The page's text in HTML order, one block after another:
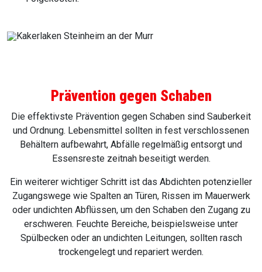
Prävention gegen Schaben
Die effektivste Prävention gegen Schaben sind Sauberkeit
und Ordnung. Lebensmittel sollten in fest verschlossenen
Behältern aufbewahrt, Abfälle regelmäßig entsorgt und
Essensreste zeitnah beseitigt werden.
Ein weiterer wichtiger Schritt ist das Abdichten potenzieller
Zugangswege wie Spalten an Türen, Rissen im Mauerwerk
oder undichten Abflüssen, um den Schaben den Zugang zu
erschweren. Feuchte Bereiche, beispielsweise unter
Spülbecken oder an undichten Leitungen, sollten rasch
trockengelegt und repariert werden.